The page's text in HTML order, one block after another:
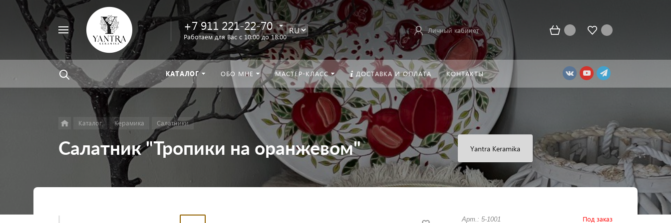
вездеНайти
Например,
велосипед
+7 911 221-22-70
Работаем для Вас с 10:00 до 18:00
Личный кабинет
КАТАЛОГ ОБО МНЕ МАСТЕР-КЛАСС ДОСТАВКА И ОПЛАТА КОНТАКТЫ
Каталог Керамика Салатники
Салатник "Тропики на оранжевом" Yantra Keramika
Арт.: 5-1001 Под заказ